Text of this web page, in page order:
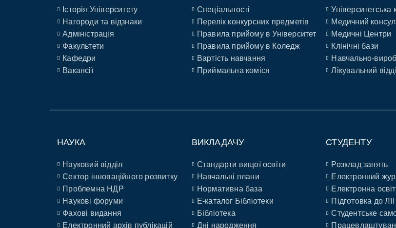
Історія Університету
Нагороди та відзнаки
Адміністрація
Факультети
Кафедри
Вакансії
Спеціальності
Перелік конкурсних предметів
Правила прийому в Університет
Правила прийому в Коледж
Вартість навчання
Приймальна коміся
Університетська
Медичний
Медичні Центри
Клінічні бази
Навчально-
Лікувальний
НАУКА
Науковий відділ
Сектор інноваційного розвитку
Проблемна НДР
Наукові форуми
Фахові видання
Електронний архів публікацій
ВИКЛАДАЧУ
Стандарти вищої освіти
Навчальні плани
Нормативна база
E-каталог Бібліотеки
Бібліотека
Дні народження
СТУДЕНТУ
Розклад занять
Електронний
Електронна
Підготовка до ЛІІ
Студентське